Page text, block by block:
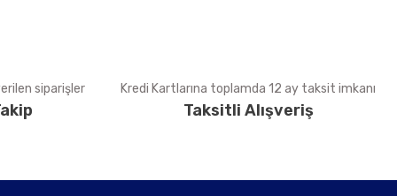
siparişler Kredi Kartlarına toplamda 12 ay taksit imkanı
Taksitli Alışveriş